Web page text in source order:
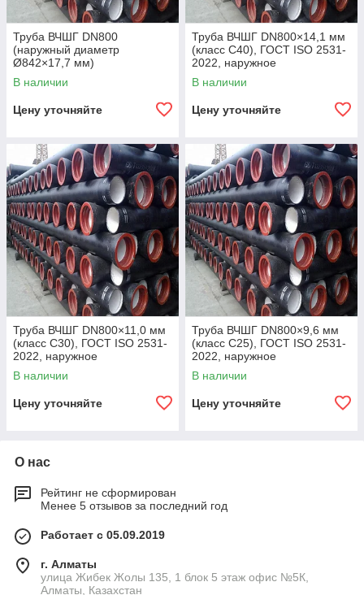
Труба ВЧШГ DN800
(наружный диаметр
Ø842×17,7 мм)
В наличии
Цену уточняйте
Труба ВЧШГ DN800×14,1 мм
(класс C40), ГОСТ ISO 2531-
2022, наружное
полиуретановое покрытие,
внутреннее цементно-
В наличии
Цену уточняйте
Труба ВЧШГ DN800×11,0 мм
(класс C30), ГОСТ ISO 2531-
2022, наружное
полиуретановое покрытие,
внутреннее цементно-
В наличии
Цену уточняйте
Труба ВЧШГ DN800×9,6 мм
(класс C25), ГОСТ ISO 2531-
2022, наружное
полиуретановое покрытие,
внутреннее цементно-
В наличии
Цену уточняйте
О нас
Рейтинг не сформирован
Менее 5 отзывов за последний год
Работает с 05.09.2019
г. Алматы
улица Жибек Жолы 135, 1 блок 5 этаж офис №5К,
Алматы, Казахстан